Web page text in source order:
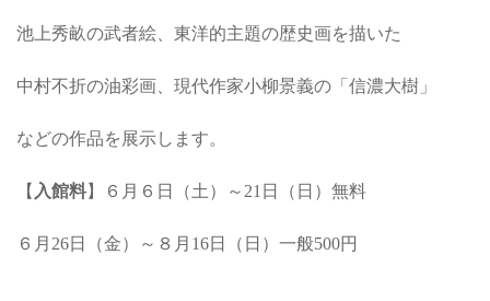
池上秀畝の武者絵、東洋的主題の歴史画を描いた
中村不折の油彩画、現代作家小柳景義の「信濃大樹」
などの作品を展示します。
【 入館料】６月６日（土）～21日（日）無料
６月26日（金）～８月16日（日）一般500円